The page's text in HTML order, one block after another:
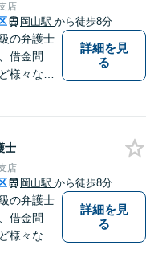
店
岡山駅 から徒歩8分
の弁護士
借金問
様々な問
詳細を見
る
士
店
岡山駅 から徒歩8分
の弁護士
借金問
様々な問
詳細を見
る